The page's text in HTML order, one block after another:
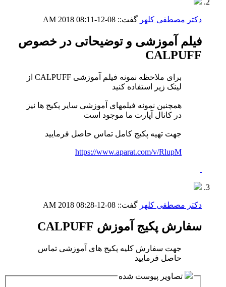
دکتر مصطفی کلهر گفت:: 08-12-2018
08:11 AM
فیلم آموزشی و توضیحاتی در خصوص
CALPUFF
برای ملاحظه نمونه فیلم آموزشی CALPUFF از
لینک زیر استفاده کنید
همچنین نمونه فیلمهای آموزشی سایر پکیج ها نیز
در کانال آپارت ما موجود است
جهت تهیه پکیج کامل تماس حاصل فرمایید
https://www.aparat.com/v/RlupM
دکتر مصطفی کلهر گفت:: 08-12-2018
08:28 AM
سفارش پکیج آموزش CALPUFF
جهت سفارش کلیه پکیج های آموزشی تماس
حاصل فرمایید
تصاوير پيوست شده